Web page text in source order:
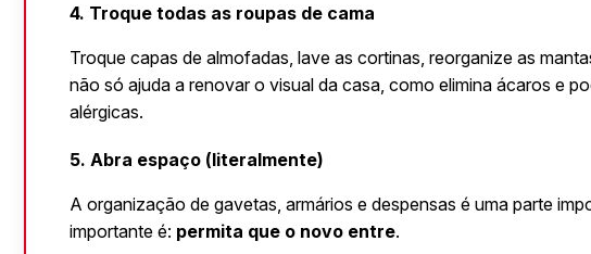
4. Troque todas as roupas de cama
Troque capas de almofadas, lave as cortinas, reorganize as
não só ajuda a renovar o visual da casa, como elimina ácaros e
alérgicas.
5. Abra espaço (literalmente)
A organização de gavetas, armários e despensas é uma parte
importante é: permita que o novo entre.